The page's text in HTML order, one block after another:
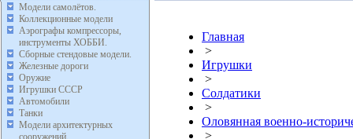
Модели самолётов.
Коллекционные модели
Аэрографы компрессоры,
инструменты ХОББИ.
Сборные стендовые модели.
Железные дороги
Оружие
Игрушки СССР
Автомобили
Танки
Модели архитектурных
сооружений.
Главная
>
Игрушки
>
Солдатики
>
Оловянная военно-
>